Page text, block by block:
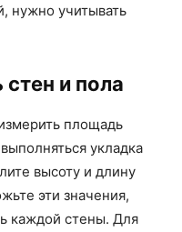
нужно учитывать
и пола
площадь
укладка
высоту и длину
эти значения,
каждой стены. Для